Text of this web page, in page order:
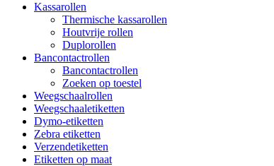
Kassarollen
Thermische kassarollen
Houtvrije rollen
Duplorollen
Bancontactrollen
Bancontactrollen
Zoeken op toestel
Weegschaalrollen
Weegschaaletiketten
Dymo-etiketten
Zebra etiketten
Verzendetiketten
Etiketten op maat